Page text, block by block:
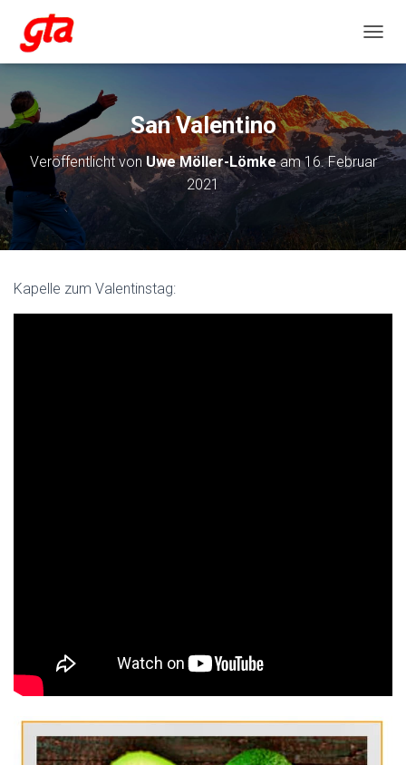
San Valentino
Veröffentlicht von Uwe Möller-Lömkeam16. Februar
2021
Kapelle zum Valentinstag: